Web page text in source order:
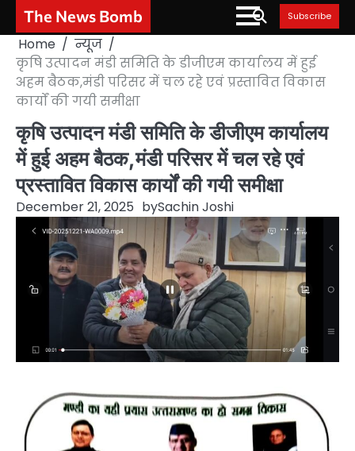
Skip
content
The News Bomb Subscribe
Home
न्यूज
कृषि उत्पादन मंडी समिति के डीजीएम कार्यालय में हुई
अहम बैठक,मंडी परिसर में चल रहे एवं प्रस्तावित विकास
कार्यों की गयी समीक्षा
कृषि उत्पादन मंडी समिति के डीजीएम कार्यालय
में हुई अहम बैठक,मंडी परिसर में चल रहे एवं
प्रस्तावित विकास कार्यों की गयी समीक्षा
December 21, 2025 bySachin Joshi